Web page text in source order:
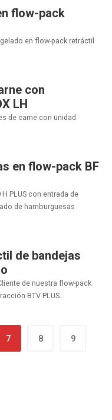
flow-pack
en flow-pack retráctil
con
LH
de carne con unidad
en flow-pack BF
PLUS con entrada de
de hamburguesas
de bandejas
de nuestra flow-pack
BTV PLUS...
7 8 9